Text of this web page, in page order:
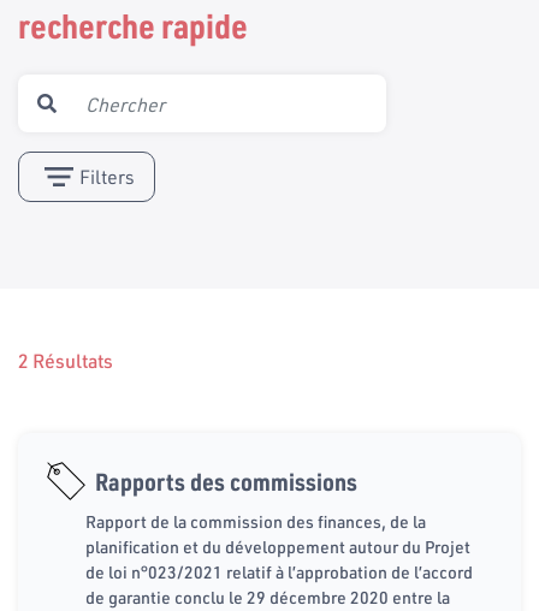
recherche rapide
Filters
2 Résultats
Rapports des commissions
Rapport de la commission des finances, de la
planification et du développement autour du Projet
de loi n°023/2021 relatif à l’approbation de l’accord
de garantie conclu le 29 décembre 2020 entre la